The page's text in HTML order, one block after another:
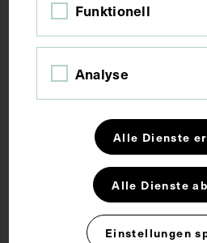
Funktionell
Analyse
Alle Dienste
Alle Dienste
Einstellungen